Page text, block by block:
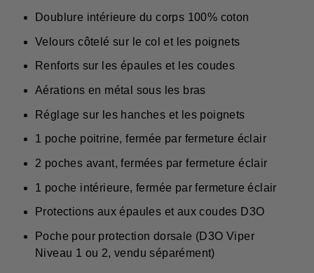
Doublure intérieure du corps 100% coton
Velours côtelé sur le col et les poignets
Renforts sur les épaules et les coudes
Aérations en métal sous les bras
Réglage sur les hanches et les poignets
1 poche poitrine, fermée par fermeture éclair
2 poches avant, fermées par fermeture éclair
1 poche intérieure, fermée par fermeture éclair
Protections aux épaules et aux coudes D3O
Poche pour protection dorsale (D3O Viper
Niveau 1 ou 2, vendu séparément)